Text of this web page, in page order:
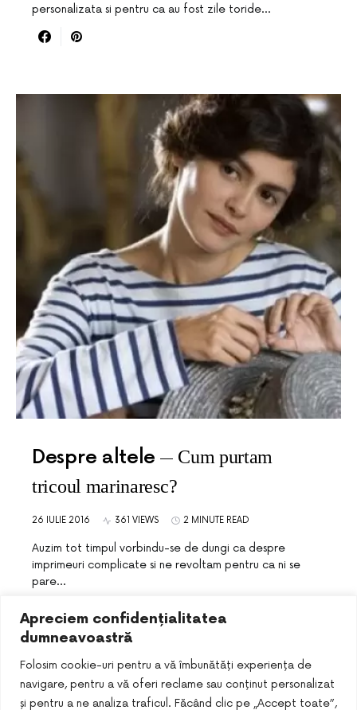
Apreciem confidențialitatea
dumneavoastră
Folosim cookie-uri pentru a vă îmbunătăți experiența de
navigare, pentru a vă oferi reclame sau conținut personalizat
și pentru a ne analiza traficul. Făcând clic pe „Accept toate”,
personalizata si pentru ca au fost zile toride…
Despre altele
Cum purtam
tricoul marinaresc?
26 IULIE 2016 361 VIEWS 2 MINUTE READ
Auzim tot timpul vorbindu-se de dungi ca despre
imprimeuri complicate si ne revoltam pentru ca ni se
pare…